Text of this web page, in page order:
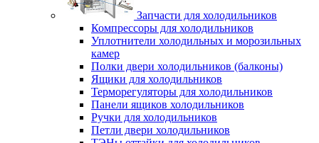
Запчасти для холодильников
Компрессоры для холодильников
Уплотнители холодильных и морозильных
камер
Полки двери холодильников (балконы)
Ящики для холодильников
Терморегуляторы для холодильников
Панели ящиков холодильников
Ручки для холодильников
Петли двери холодильников